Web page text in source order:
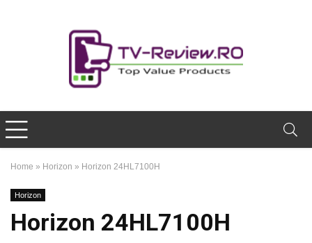
Home » Horizon » Horizon 24HL7100H
Horizon
Horizon 24HL7100H